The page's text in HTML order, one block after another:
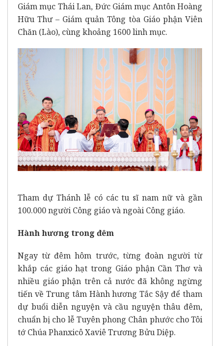
Giám mục Thái Lan, Đức Giám mục Antôn Hoàng
Hữu Thư – Giám quản Tông tòa Giáo phận Viên
Chăn (Lào), cùng khoảng 1600 linh mục.
Tham dự Thánh lễ có các tu sĩ nam nữ và gần
100.000 người Công giáo và ngoài Công giáo.
Hành hương trong đêm
Ngay từ đêm hôm trước, từng đoàn người từ
khắp các giáo hạt trong Giáo phận Cần Thơ và
nhiều giáo phận trên cả nước đã không ngừng
tiến về Trung tâm Hành hương Tắc Sậy để tham
dự buổi diễn nguyện và cầu nguyện thâu đêm,
chuẩn bị cho lễ Tuyên phong Chân phước cho Tôi
tớ Chúa Phanxicô Xaviê Trương Bửu Diệp.